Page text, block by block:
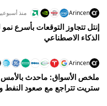
Arincen منذ
الذكاء الاصطناعي
Arincen
ستريت تتراجع مع صعود النفط